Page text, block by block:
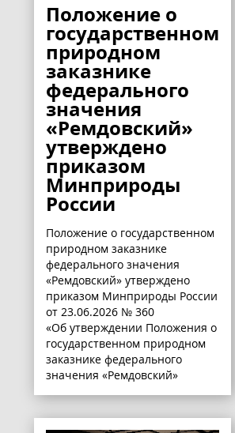
Положение о
государственном
природном
заказнике
федерального
значения
«Ремдовский»
утверждено
приказом
Минприроды
России
Положение о государственном
природном заказнике
федерального значения
«Ремдовский» утверждено
приказом Минприроды России
от 23.06.2026 № 360
«Об утверждении Положения о
государственном природном
заказнике федерального
значения «Ремдовский»